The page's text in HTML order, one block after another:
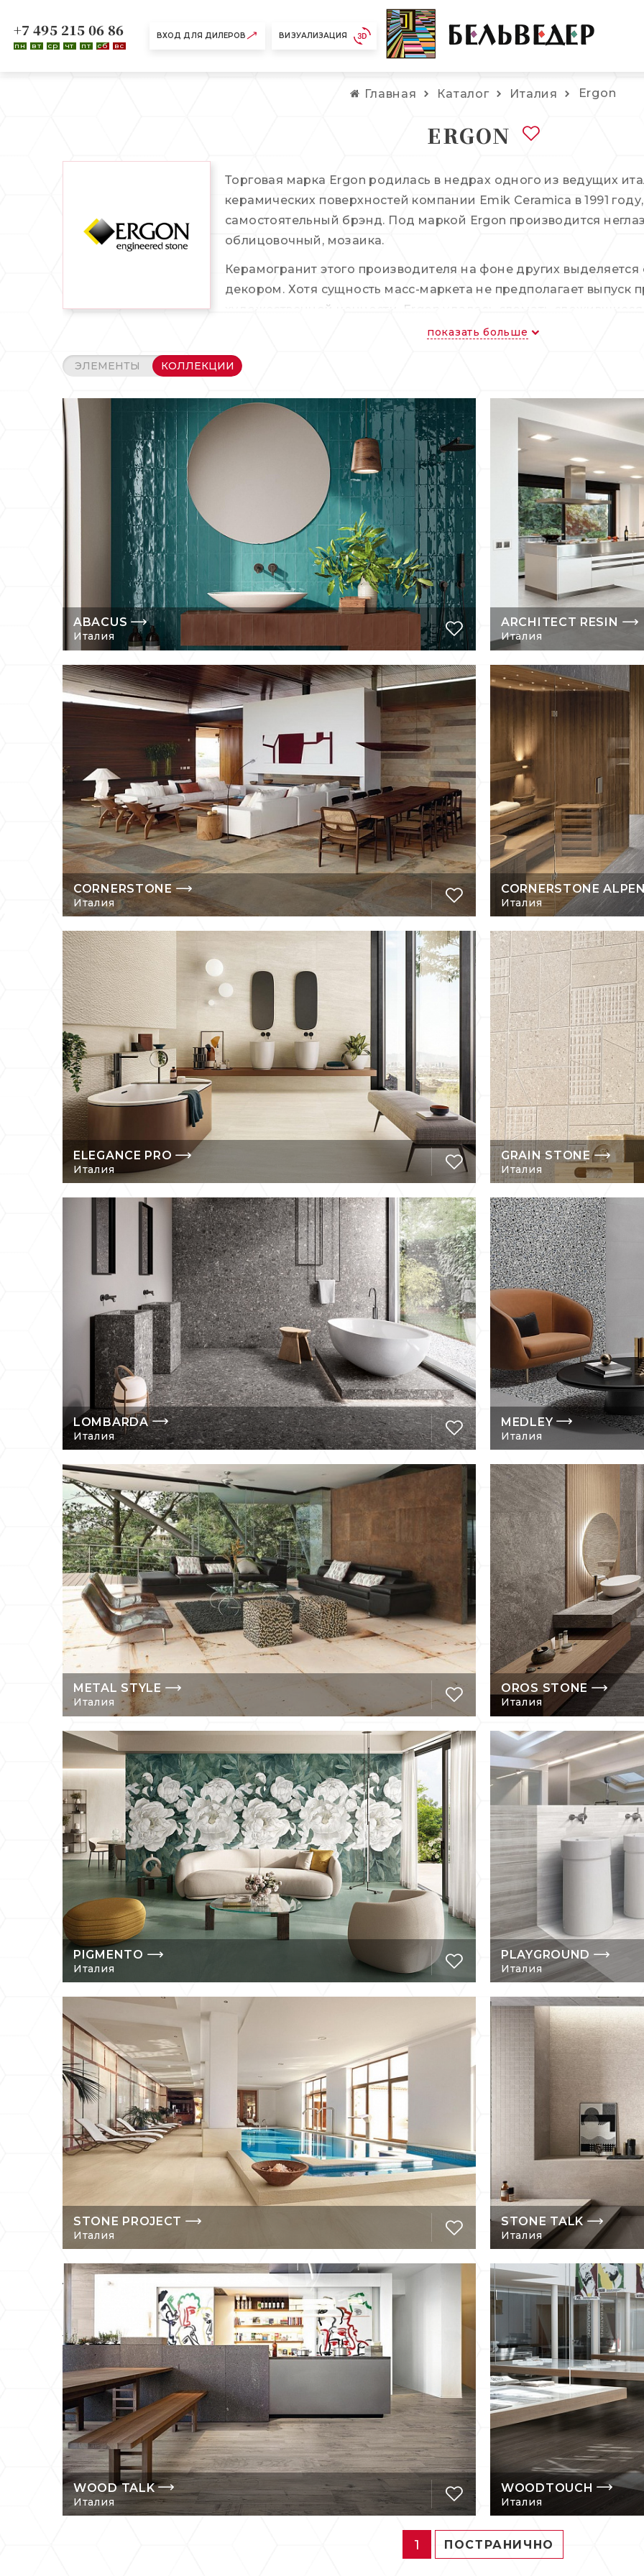
ВХОД ДЛЯ ДИЛЕРОВ ВИЗУАЛИЗАЦИЯ
+7 495 215 06 86
пн вт ср чт пт сб вс
Главная Каталог Италия Ergon
ERGON
Торговая марка Ergon родилась в недрах одного из ведущих
керамических поверхностей компании Emik Ceramica в 1991
самостоятельный брэнд. Под маркой Ergon производится
облицовочный, мозаика.
Керамогранит этого производителя на фоне других
декором. Хотя сущность масс-маркета не предполагает выпуск
художественной ценности, Ergon удалось сломать
марки - это произведения искусства, украшающие стены и
Керамогранит Ergon имеет матовую или глянцевую
выдерживает температурные амплитуды, не теряет красок под
разрушается в агрессивных химических средах, не
эти потребительские свойства продукции марки позволяют
интерьерах и в отделке общественных и коммерческих
Для интерьеров, оформленных керамическими поверхностями
респектабельность и утонченная элегантность, которые
производителя.
показать больше
ЭЛЕМЕНТЫ КОЛЛЕКЦИИ
ABACUS
Италия
ARCHITECT RESIN
Италия
CORNERSTONE
Италия
CORNERSTONE
Италия
ELEGANCE PRO
Италия
GRAIN STONE
Италия
LOMBARDA
Италия
MEDLEY
Италия
METAL STYLE
Италия
OROS STONE
Италия
PIGMENTO
Италия
PLAYGROUND
Италия
STONE PROJECT
Италия
STONE TALK
Италия
WOOD TALK
Италия
WOODTOUCH
Италия
1 ПОСТРАНИЧНО